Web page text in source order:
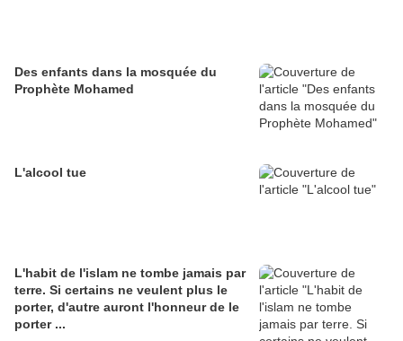
Des enfants dans la mosquée du
Prophète Mohamed
L'alcool tue
L'habit de l'islam ne tombe jamais par
terre. Si certains ne veulent plus le
porter, d'autre auront l'honneur de le
porter ...